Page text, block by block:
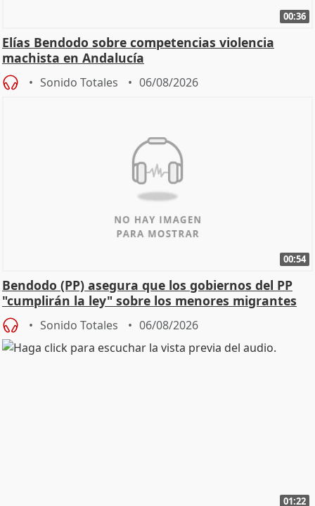
00:36
Elías Bendodo sobre competencias violencia
machista en Andalucía
Sonido Totales 06/08/2026
00:54
Bendodo (PP) asegura que los gobiernos del PP
"cumplirán la ley" sobre los menores migrantes
Sonido Totales 06/08/2026
01:22